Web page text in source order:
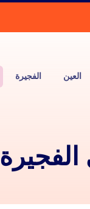
العين الفجيرة